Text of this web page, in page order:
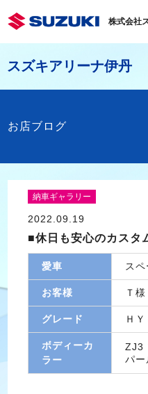
株式会社
スズキアリーナ伊丹
お店ブログ
納車ギャラリー
2022.09.19
■休日も安心のカスタ
愛車 ス
お客様 Ｔ様
グレード Ｈ
ボディーカ
ラー
ZJ3
パー